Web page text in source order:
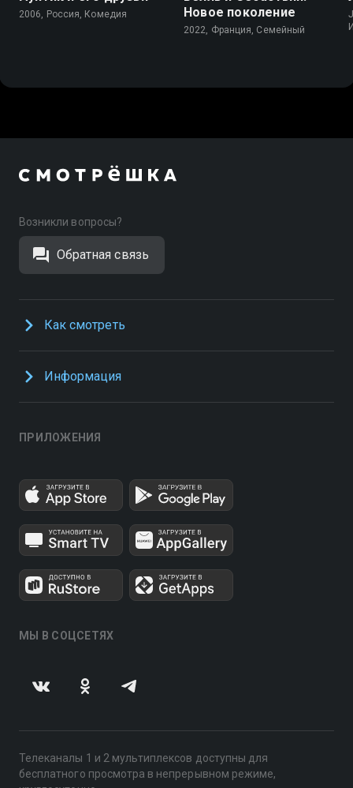
2006, Россия, Комедия
Новое поколение
2022, Франция, Cемейный
Возникли вопросы?
Обратная связь
Как смотреть
Информация
ПРИЛОЖЕНИЯ
МЫ В СОЦСЕТЯХ
Телеканалы 1 и 2 мультиплексов доступны для
бесплатного просмотра в непрерывном режиме,